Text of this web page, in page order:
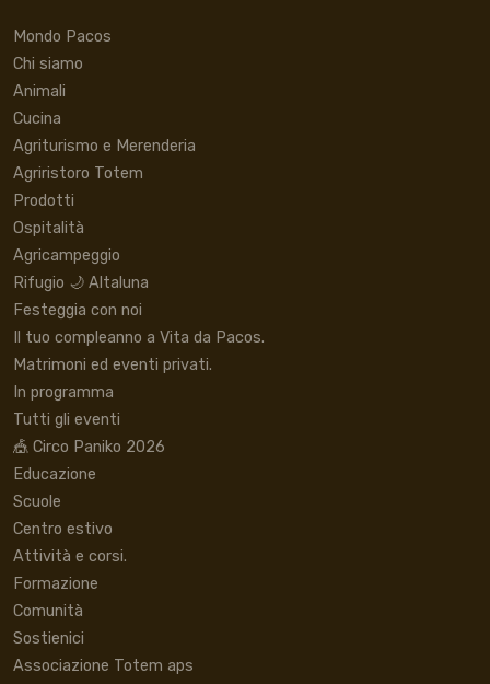
Mondo Pacos
Chi siamo
Animali
Cucina
Agriturismo e Merenderia
Agriristoro Totem
Prodotti
Ospitalità
Agricampeggio
Rifugio 🌙 Altaluna
Festeggia con noi
Il tuo compleanno a Vita da Pacos.
Matrimoni ed eventi privati.
In programma
Tutti gli eventi
🎪 Circo Paniko 2026
Educazione
Scuole
Centro estivo
Attività e corsi.
Formazione
Comunità
Sostienici
Associazione Totem aps